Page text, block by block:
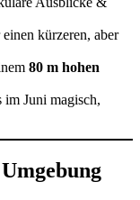
kürzeren, aber
80 m hohen
im Juni magisch,